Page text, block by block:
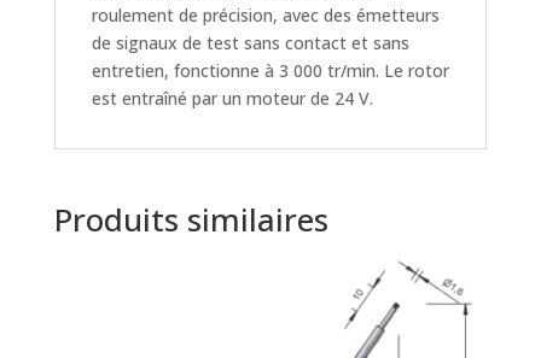
roulement de précision, avec des émetteurs
de signaux de test sans contact et sans
entretien, fonctionne à 3 000 tr/min. Le rotor
est entraîné par un moteur de 24 V.
Produits similaires